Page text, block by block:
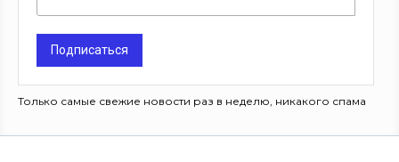
Подписаться
Только самые свежие новости раз в неделю, никакого спама